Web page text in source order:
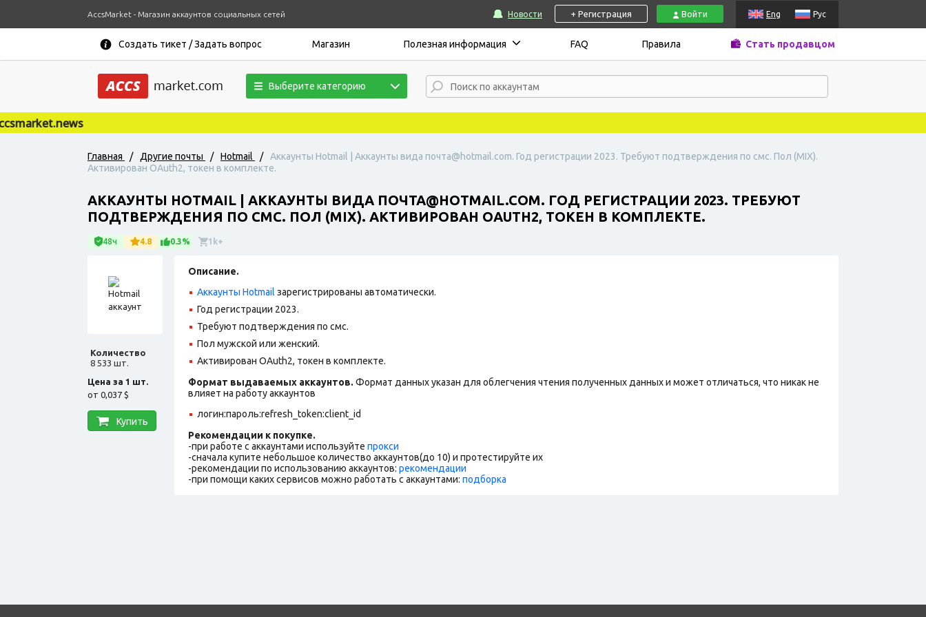
AccsMarket - Магазин аккаунтов социальных сетей Новости + Регистрация Войти Eng Рус
Создать тикет / Задать вопрос Магазин Полезная информация FAQ Правила Стать продавцом
Выберите категорию
Главная / Другие почты / Hotmail /
Аккаунты Hotmail | Аккаунты вида почта@hotmail.com. Год регистрации 2023. Требуют подтверждения по смс. Пол (MIX).
Активирован OAuth2, токен в комплекте.
АККАУНТЫ HOTMAIL | АККАУНТЫ ВИДА ПОЧТА@HOTMAIL.COM. ГОД РЕГИСТРАЦИИ 2023. ТРЕБУЮТ
ПОДТВЕРЖДЕНИЯ ПО СМС. ПОЛ (MIX). АКТИВИРОВАН OAUTH2, ТОКЕН В КОМПЛЕКТЕ.
48ч 4.8 0.3% 1k+
Количество
8 533 шт.
Цена за 1 шт.
от 0,037 $
Купить
Описание.
Аккаунты Hotmail зарегистрированы автоматически.
Год регистрации 2023.
Требуют подтверждения по смс.
Пол мужской или женский.
Активирован OAuth2, токен в комплекте.
Формат выдаваемых аккаунтов. Формат данных указан для облегчения чтения полученных данных и может отличаться, что никак не
влияет на работу аккаунтов
логин:пароль:refresh_token:client_id
Рекомендации к покупке.
-при работе с аккаунтами используйте прокси
-сначала купите небольшое количество аккаунтов(до 10) и протестируйте их
-рекомендации по использованию аккаунтов: рекомендации
-при помощи каких сервисов можно работать с аккаунтами: подборка